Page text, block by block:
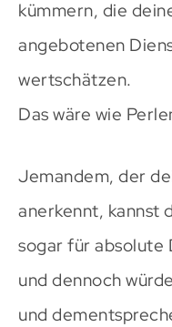
kümmern, die
angebotenen
wertschätzen.
Das wäre wie
Jemandem, der
anerkennt, kannst
sogar für absolute
und dennoch
und